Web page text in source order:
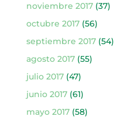
noviembre 2017(37)
octubre 2017(56)
septiembre 2017(54)
agosto 2017(55)
julio 2017(47)
junio 2017(61)
mayo 2017(58)